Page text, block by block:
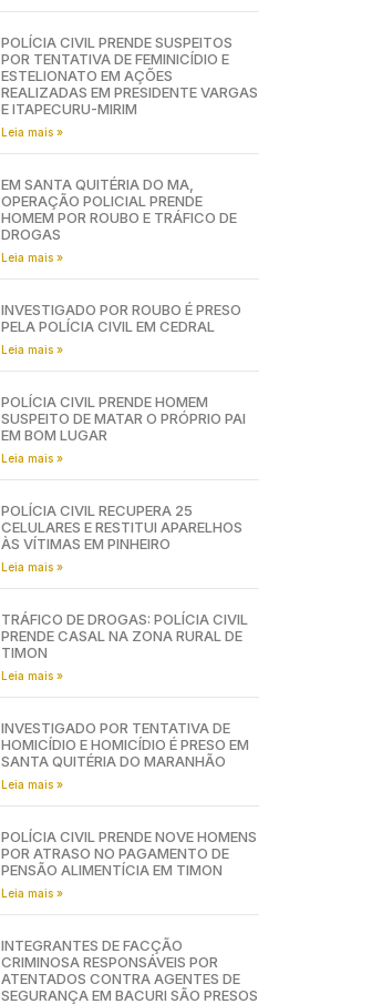
POLÍCIA CIVIL PRENDE SUSPEITOS
POR TENTATIVA DE FEMINICÍDIO E
ESTELIONATO EM AÇÕES
REALIZADAS EM PRESIDENTE VARGAS
E ITAPECURU-MIRIM
Leia mais »
EM SANTA QUITÉRIA DO MA,
OPERAÇÃO POLICIAL PRENDE
HOMEM POR ROUBO E TRÁFICO DE
DROGAS
Leia mais »
INVESTIGADO POR ROUBO É PRESO
PELA POLÍCIA CIVIL EM CEDRAL
Leia mais »
POLÍCIA CIVIL PRENDE HOMEM
SUSPEITO DE MATAR O PRÓPRIO PAI
EM BOM LUGAR
Leia mais »
POLÍCIA CIVIL RECUPERA 25
CELULARES E RESTITUI APARELHOS
ÀS VÍTIMAS EM PINHEIRO
Leia mais »
TRÁFICO DE DROGAS: POLÍCIA CIVIL
PRENDE CASAL NA ZONA RURAL DE
TIMON
Leia mais »
INVESTIGADO POR TENTATIVA DE
HOMICÍDIO E HOMICÍDIO É PRESO EM
SANTA QUITÉRIA DO MARANHÃO
Leia mais »
POLÍCIA CIVIL PRENDE NOVE HOMENS
POR ATRASO NO PAGAMENTO DE
PENSÃO ALIMENTÍCIA EM TIMON
Leia mais »
INTEGRANTES DE FACÇÃO
CRIMINOSA RESPONSÁVEIS POR
ATENTADOS CONTRA AGENTES DE
SEGURANÇA EM BACURI SÃO PRESOS